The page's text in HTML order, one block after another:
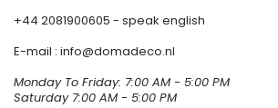
+44 2081900605 - speak english
E-mail : info@domadeco.nl
Monday To Friday: 7:00 AM - 5:00 PM
Saturday 7:00 AM - 5:00 PM